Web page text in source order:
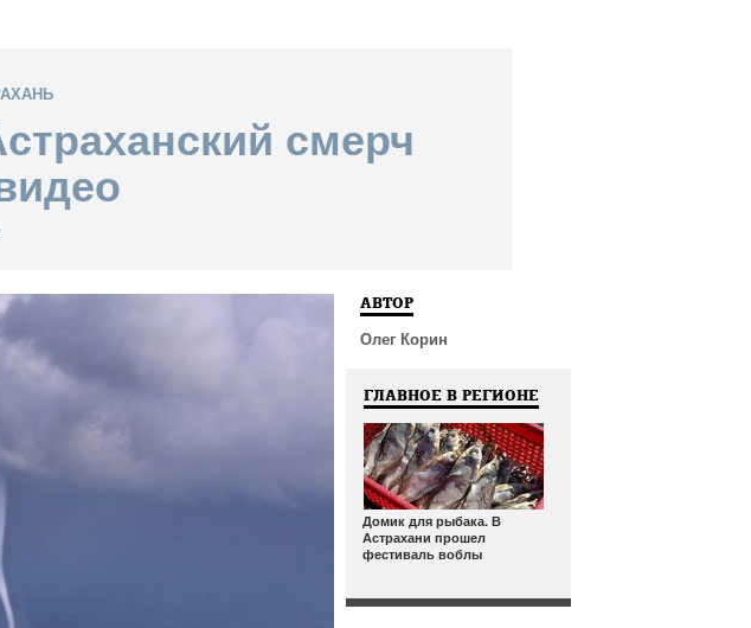
смерч
АВТОР
Олег Корин
ГЛАВНОЕ В РЕГИОНЕ
Домик для рыбака. В
Астрахани прошел
фестиваль воблы